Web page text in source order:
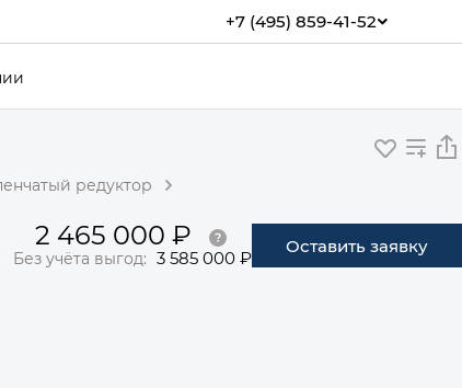
+7 (495) 859-41-52
редуктор
2 465 000 ₽
Без учёта выгод: 3 585 000 ₽
Оставить заявку